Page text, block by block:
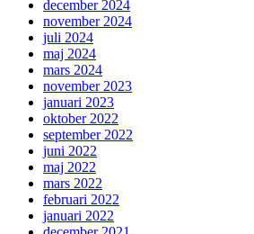
december 2024
november 2024
juli 2024
maj 2024
mars 2024
november 2023
januari 2023
oktober 2022
september 2022
juni 2022
maj 2022
mars 2022
februari 2022
januari 2022